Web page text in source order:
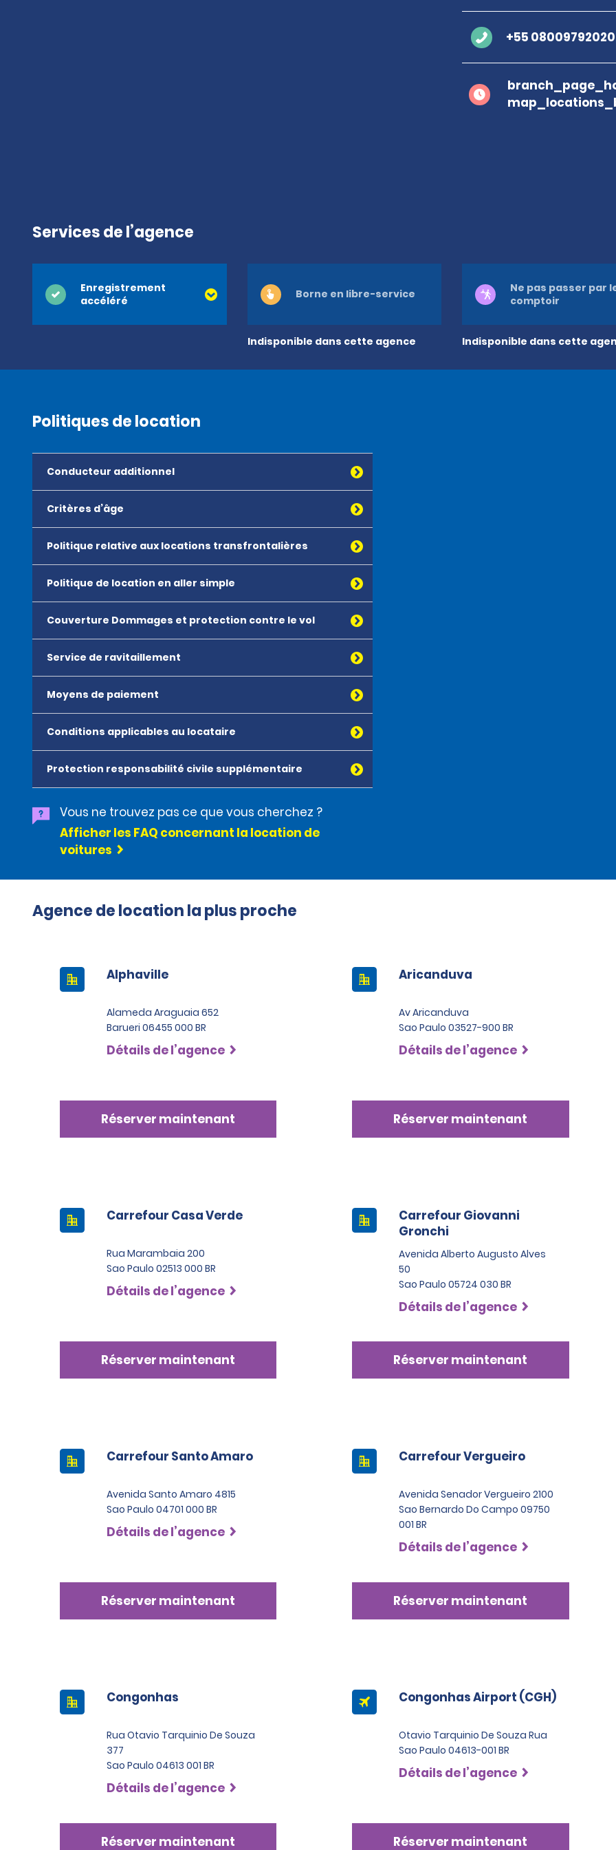
+55 08009792020
Services de l’agence
Enregistrement
accéléré
Indisponible dans cette agence
Borne en libre-service
Indisponible dans cette
Ne pas passer par
comptoir
Politiques de location
Conducteur additionnel
Critères d’âge
Politique relative aux locations transfrontalières
Politique de location en aller simple
Couverture Dommages et protection contre le vol
Service de ravitaillement
Moyens de paiement
Conditions applicables au locataire
Protection responsabilité civile supplémentaire
Vous ne trouvez pas ce que vous cherchez ?
Afficher les FAQ concernant la location de
voitures
Agence de location la plus proche
Alphaville
Alameda Araguaia 652
Barueri 06455 000 BR
Détails de l’agence
Réserver maintenant
Aricanduva
Av Aricanduva
Sao Paulo 03527-900 BR
Détails de l’agence
Réserver maintenant
Carrefour Casa Verde
Rua Marambaia 200
Sao Paulo 02513 000 BR
Détails de l’agence
Réserver maintenant
Carrefour Giovanni
Gronchi
Avenida Alberto Augusto Alves
50
Sao Paulo 05724 030 BR
Détails de l’agence
Réserver maintenant
Carrefour Santo Amaro
Avenida Santo Amaro 4815
Sao Paulo 04701 000 BR
Détails de l’agence
Réserver maintenant
Carrefour Vergueiro
Avenida Senador Vergueiro 2100
Sao Bernardo Do Campo 09750
001 BR
Détails de l’agence
Réserver maintenant
Congonhas
Rua Otavio Tarquinio De Souza
377
Sao Paulo 04613 001 BR
Détails de l’agence
Réserver maintenant
Congonhas Airport (CGH)
Otavio Tarquinio De Souza Rua
Sao Paulo 04613-001 BR
Détails de l’agence
Réserver maintenant